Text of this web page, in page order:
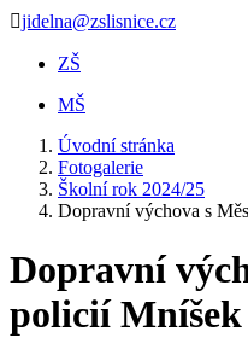
jidelna@zslisnice.cz
ZŠ
MŠ
Úvodní stránka
Fotogalerie
Školní rok 2024/25
Dopravní výchova s
Dopravní
policií Mníšek